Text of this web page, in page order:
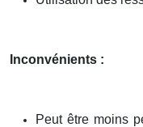
Inconvénients :
Peut être moins